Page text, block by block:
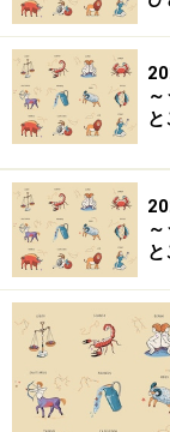
楽天市
と
と